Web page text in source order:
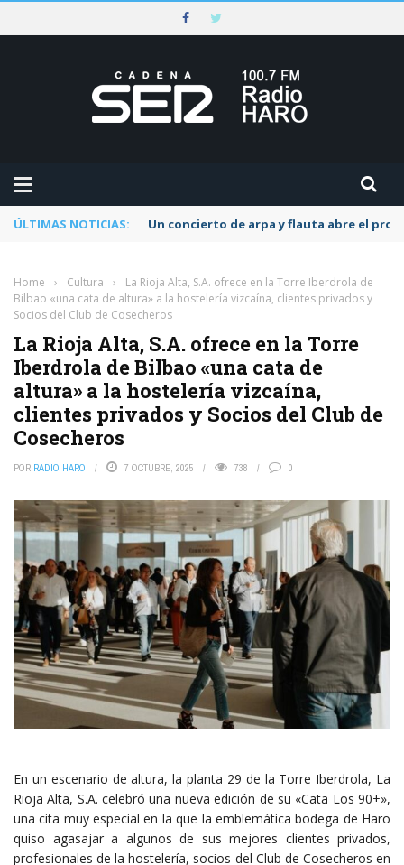
ÚLTIMAS NOTICIAS: Un concierto de arpa y flauta abre el
Home › Cultura ›
La Rioja Alta, S.A. ofrece en la Torre Iberdrola de
Bilbao «una cata de altura» a la hostelería vizcaína, clientes privados y
Socios del Club de Cosecheros
La Rioja Alta, S.A. ofrece en la Torre
Iberdrola de Bilbao «una cata de
altura» a la hostelería vizcaína,
clientes privados y Socios del Club de
Cosecheros
POR RADIO HARO 7 OCTUBRE, 2025 738 0
En un escenario de altura, la planta 29 de la Torre Iberdrola, La
Rioja Alta, S.A. celebró una nueva edición de su «Cata Los 90+»,
una cita muy especial en la que la emblemática bodega de Haro
quiso agasajar a algunos de sus mejores clientes privados,
profesionales de la hostelería, socios del Club de Cosecheros en